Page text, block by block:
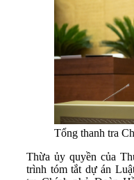
Tổng thanh tra
Thừa ủy quyền của
trình tóm tắt dự án